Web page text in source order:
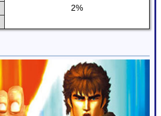
2%